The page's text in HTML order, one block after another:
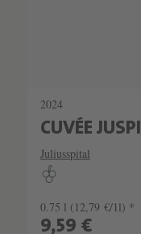
2024
CUVÉE JUSPI
Juliusspital
0.75 l (12,79 €/1l) *
9,59 €